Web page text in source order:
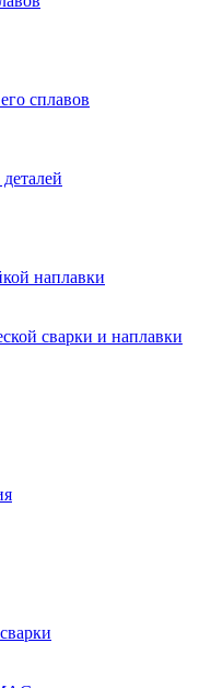
сплавов
наплавки
сварки и наплавки